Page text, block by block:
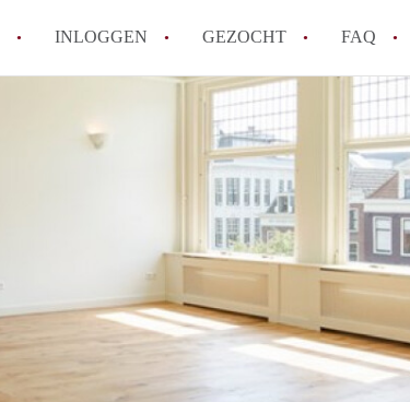
INLOGGEN GEZOCHT FAQ
How to translate AppartementenUtrecht!
Wat is AppartementenUtrecht?
Wat is de privacyverklaring van
Berekent AppartementenUtrecht
makelaarsvergoeding/
Is AppartementenUtrecht verantwoordelijk
Appartement / Appartementen in Utrecht?
Alle veelgestelde vragen